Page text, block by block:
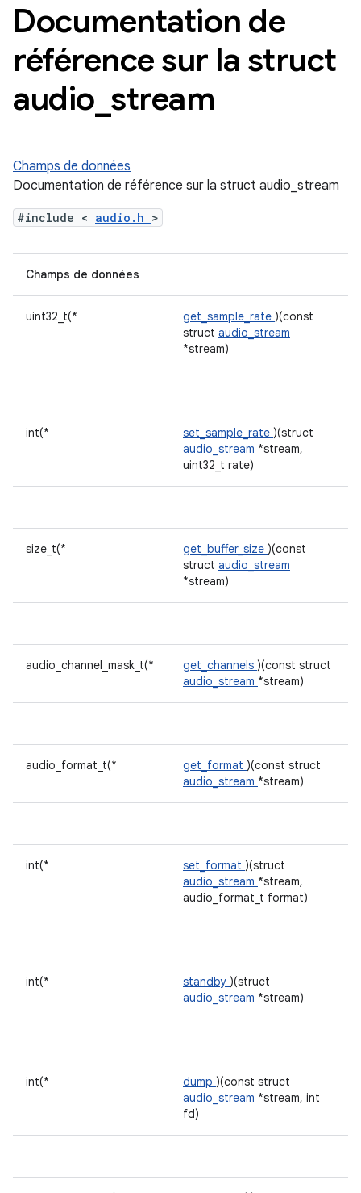
Documentation de
référence sur la struct
audio stream
Champs de données
Documentation de référence sur la struct audio_stream
#include < audio.h >
Champs de données
uint32_t(* get_sample_rate )(const
struct audio_stream
*stream)
int(* set_sample_rate )(struct
audio_stream *stream,
uint32_t rate)
size_t(* get_buffer_size )(const
struct audio_stream
*stream)
audio_channel_mask_t(* get_channels )(const struct
audio_stream *stream)
audio_format_t(* get_format )(const struct
audio_stream *stream)
int(* set_format )(struct
audio_stream *stream,
audio_format_t format)
int(* standby )(struct
audio_stream *stream)
int(* dump )(const struct
audio_stream *stream, int
fd)